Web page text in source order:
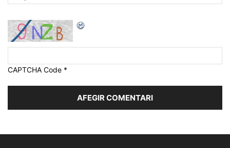
CAPTCHA Code *